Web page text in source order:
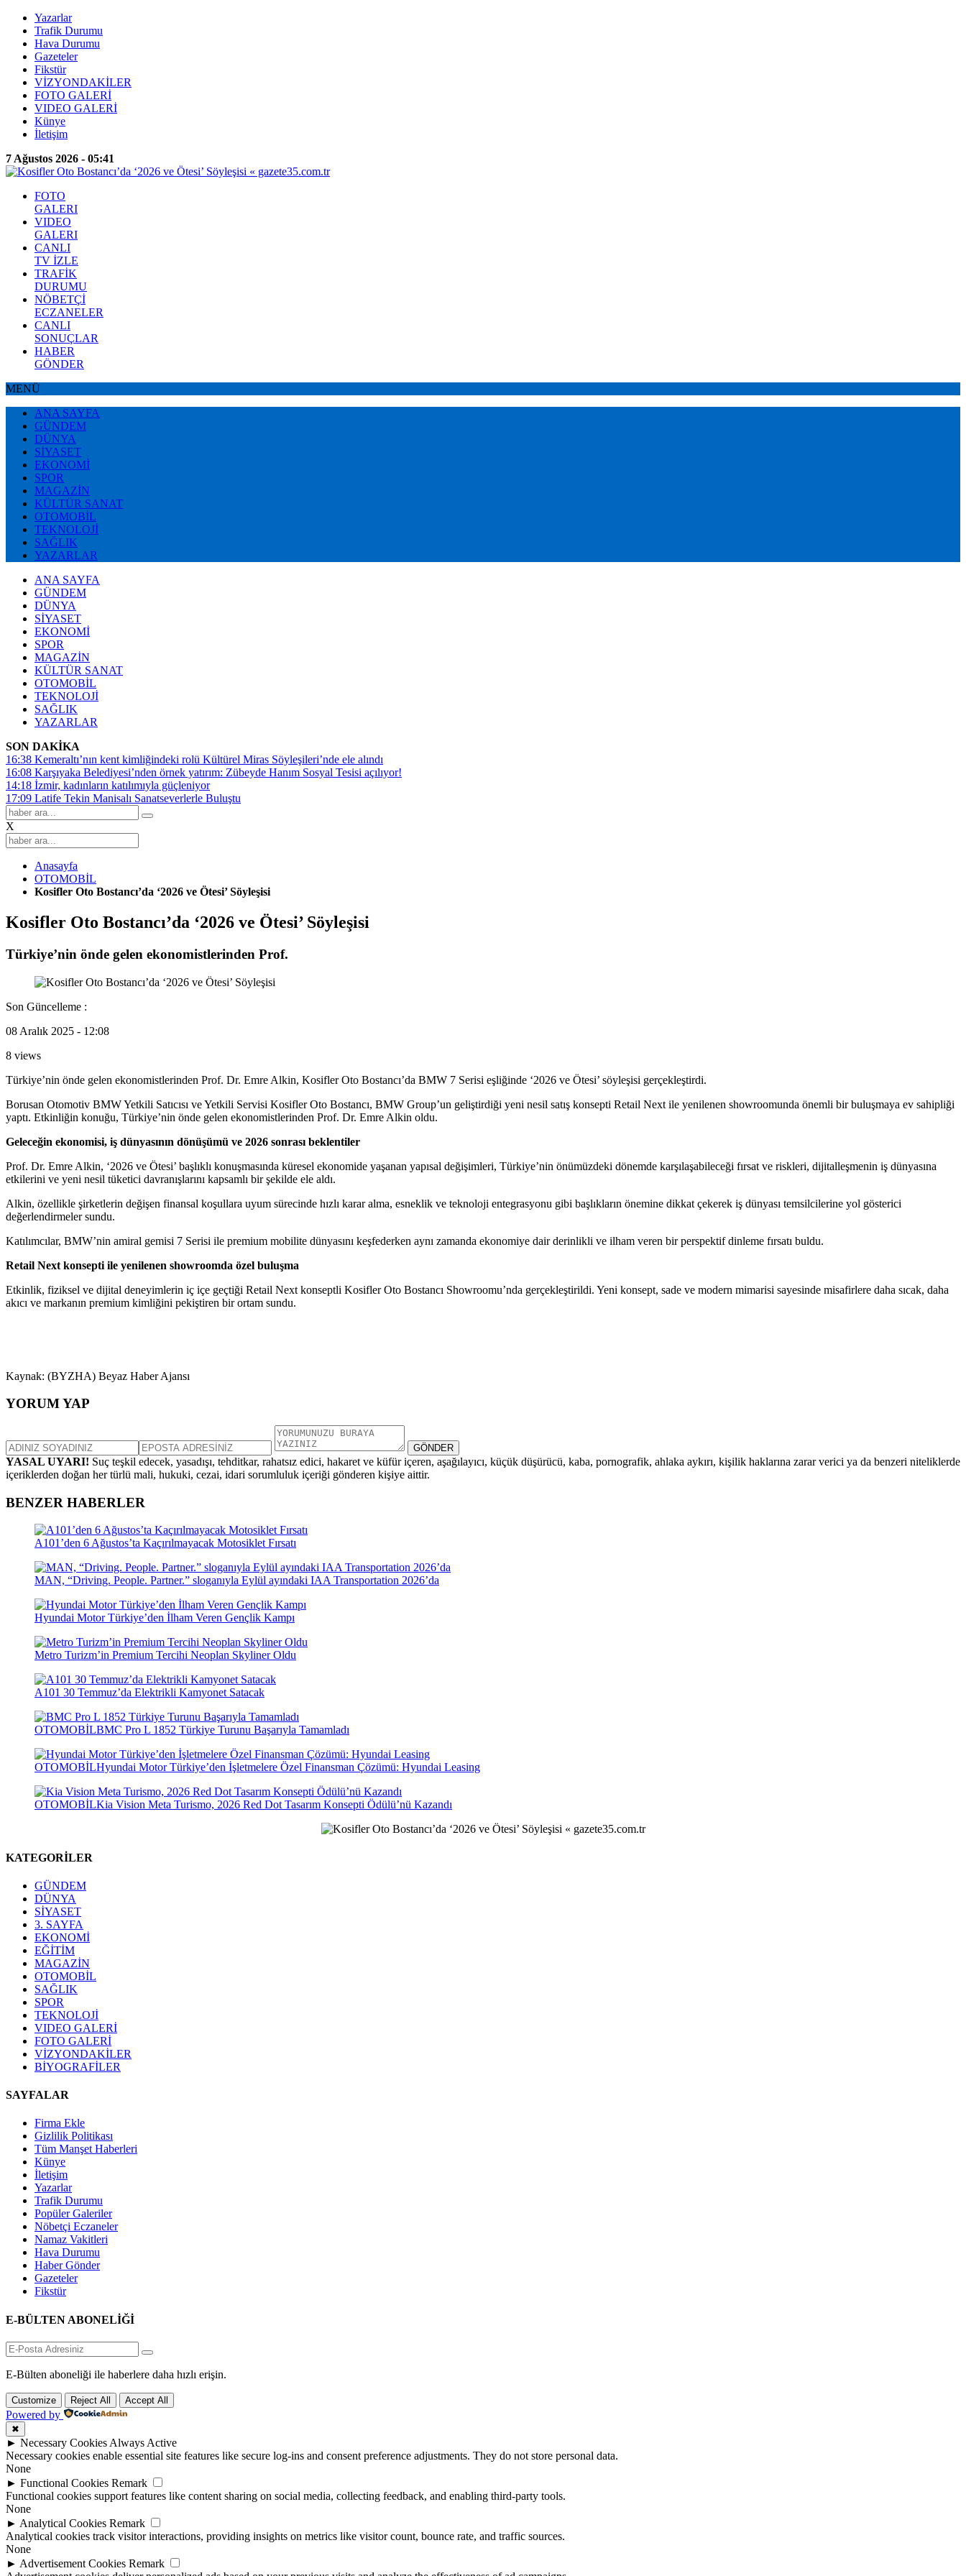
Yazarlar
Trafik Durumu
Hava Durumu
Gazeteler
Fikstür
VİZYONDAKİLER
FOTO GALERİ
VIDEO GALERİ
Künye
İletişim
7 Ağustos 2026 - 05:41
FOTO
GALERI
VIDEO
GALERI
CANLI
TV İZLE
TRAFİK
DURUMU
NÖBETÇİ
ECZANELER
CANLI
SONUÇLAR
HABER
GÖNDER
MENÜ
ANA SAYFA
GÜNDEM
DÜNYA
SİYASET
EKONOMİ
SPOR
MAGAZİN
KÜLTÜR SANAT
OTOMOBİL
TEKNOLOJİ
SAĞLIK
YAZARLAR
ANA SAYFA
GÜNDEM
DÜNYA
SİYASET
EKONOMİ
SPOR
MAGAZİN
KÜLTÜR SANAT
OTOMOBİL
TEKNOLOJİ
SAĞLIK
YAZARLAR
SON DAKİKA
16:38 Kemeraltı’nın kent kimliğindeki rolü Kültürel Miras Söyleşileri’nde ele alındı
16:08 Karşıyaka Belediyesi’nden örnek yatırım: Zübeyde Hanım Sosyal Tesisi açılıyor!
14:18 İzmir, kadınların katılımıyla güçleniyor
17:09 Latife Tekin Manisalı Sanatseverlerle Buluştu
X
Anasayfa
OTOMOBİL
Kosifler Oto Bostancı’da ‘2026 ve Ötesi’ Söyleşisi
Kosifler Oto Bostancı’da ‘2026 ve Ötesi’ Söyleşisi
Türkiye’nin önde gelen ekonomistlerinden Prof.
Son Güncelleme :
08 Aralık 2025 - 12:08
8 views
Türkiye’nin önde gelen ekonomistlerinden Prof. Dr. Emre Alkin, Kosifler Oto Bostancı’da BMW 7 Serisi eşliğinde ‘2026 ve Ötesi’ söyleşisi gerçekleştirdi.
Borusan Otomotiv BMW Yetkili Satıcısı ve Yetkili Servisi Kosifler Oto Bostancı, BMW Group’un geliştirdiği yeni nesil satış konsepti Retail Next ile yenilenen showroomunda önemli bir buluşmaya ev sahipliği
yaptı. Etkinliğin konuğu, Türkiye’nin önde gelen ekonomistlerinden Prof. Dr. Emre Alkin oldu.
Geleceğin ekonomisi, iş dünyasının dönüşümü ve 2026 sonrası beklentiler
Prof. Dr. Emre Alkin, ‘2026 ve Ötesi’ başlıklı konuşmasında küresel ekonomide yaşanan yapısal değişimleri, Türkiye’nin önümüzdeki dönemde karşılaşabileceği fırsat ve riskleri, dijitalleşmenin iş dünyasına
etkilerini ve yeni nesil tüketici davranışlarını kapsamlı bir şekilde ele aldı.
Alkin, özellikle şirketlerin değişen finansal koşullara uyum sürecinde hızlı karar alma, esneklik ve teknoloji entegrasyonu gibi başlıkların önemine dikkat çekerek iş dünyası temsilcilerine yol gösterici
değerlendirmeler sundu.
Katılımcılar, BMW’nin amiral gemisi 7 Serisi ile premium mobilite dünyasını keşfederken aynı zamanda ekonomiye dair derinlikli ve ilham veren bir perspektif dinleme fırsatı buldu.
Retail Next konsepti ile yenilenen showroomda özel buluşma
Etkinlik, fiziksel ve dijital deneyimlerin iç içe geçtiği Retail Next konseptli Kosifler Oto Bostancı Showroomu’nda gerçekleştirildi. Yeni konsept, sade ve modern mimarisi sayesinde misafirlere daha sıcak, daha
akıcı ve markanın premium kimliğini pekiştiren bir ortam sundu.
Kaynak: (BYZHA) Beyaz Haber Ajansı
YORUM YAP
GÖNDER
YASAL UYARI! Suç teşkil edecek, yasadışı, tehditkar, rahatsız edici, hakaret ve küfür içeren, aşağılayıcı, küçük düşürücü, kaba, pornografik, ahlaka aykırı, kişilik haklarına zarar verici ya da benzeri niteliklerde
içeriklerden doğan her türlü mali, hukuki, cezai, idari sorumluluk içeriği gönderen kişiye aittir.
BENZER HABERLER
A101’den 6 Ağustos’ta Kaçırılmayacak Motosiklet Fırsatı
MAN, “Driving. People. Partner.” sloganıyla Eylül ayındaki IAA Transportation 2026’da
Hyundai Motor Türkiye’den İlham Veren Gençlik Kampı
Metro Turizm’in Premium Tercihi Neoplan Skyliner Oldu
A101 30 Temmuz’da Elektrikli Kamyonet Satacak
OTOMOBİLBMC Pro L 1852 Türkiye Turunu Başarıyla Tamamladı
OTOMOBİLHyundai Motor Türkiye’den İşletmelere Özel Finansman Çözümü: Hyundai Leasing
OTOMOBİLKia Vision Meta Turismo, 2026 Red Dot Tasarım Konsepti Ödülü’nü Kazandı
KATEGORİLER
GÜNDEM
DÜNYA
SİYASET
3. SAYFA
EKONOMİ
EĞİTİM
MAGAZİN
OTOMOBİL
SAĞLIK
SPOR
TEKNOLOJİ
VIDEO GALERİ
FOTO GALERİ
VİZYONDAKİLER
BİYOGRAFİLER
SAYFALAR
Firma Ekle
Gizlilik Politikası
Tüm Manşet Haberleri
Künye
İletişim
Yazarlar
Trafik Durumu
Popüler Galeriler
Nöbetçi Eczaneler
Namaz Vakitleri
Hava Durumu
Haber Gönder
Gazeteler
Fikstür
E-BÜLTEN ABONELİĞİ
E-Bülten aboneliği ile haberlere daha hızlı erişin.
Customize Reject All Accept All
Powered by
✖
► Necessary Cookies Always Active
Necessary cookies enable essential site features like secure log-ins and consent preference adjustments. They do not store personal data.
None
► Functional Cookies Remark
Functional cookies support features like content sharing on social media, collecting feedback, and enabling third-party tools.
None
► Analytical Cookies Remark
Analytical cookies track visitor interactions, providing insights on metrics like visitor count, bounce rate, and traffic sources.
None
► Advertisement Cookies Remark